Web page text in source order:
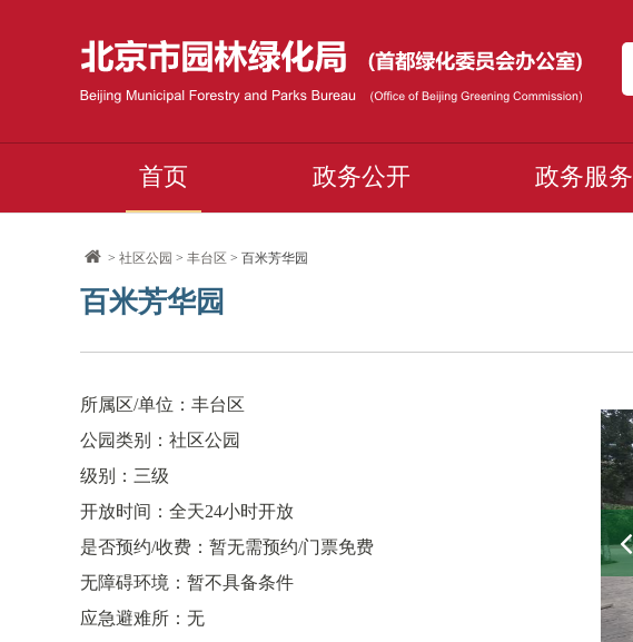
首页 政务公开 政务服务
>社区公园 >丰台区 > 百米芳华园
百米芳华园
所属区/单位：丰台区
公园类别：社区公园
级别：三级
开放时间：全天24小时开放
是否预约/收费：暂无需预约/门票免费
无障碍环境：暂不具备条件
应急避难所：无